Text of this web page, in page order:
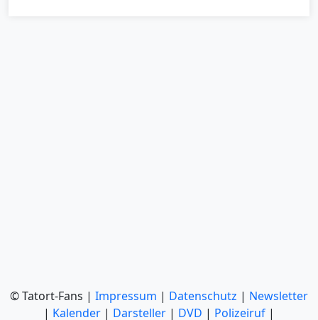
© Tatort-Fans | Impressum | Datenschutz | Newsletter
| Kalender | Darsteller | DVD | Polizeiruf |